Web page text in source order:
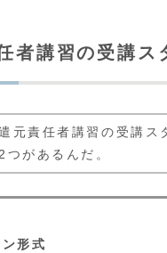
者講習の受講ス
元責任者講習の受講ス
つがあるんだ。
ン形式